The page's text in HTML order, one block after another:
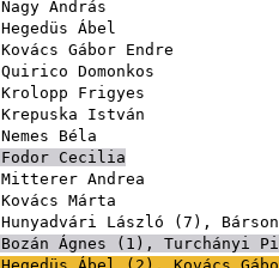
Nagy András
Hegedüs Ábel
Kovács Gábor Endre
Quirico Domonkos
Krolopp Frigyes
Krepuska István
Nemes Béla
Fodor Cecilia
Mitterer Andrea
Kovács Márta
Hunyadvári László ( 7 ),
Bozán Ágnes ( 1 ), Turchányi